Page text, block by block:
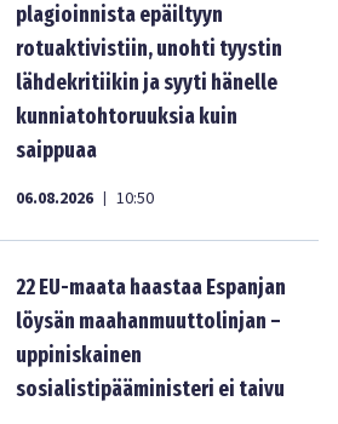
plagioinnista epäiltyyn
rotuaktivistiin, unohti tyystin
lähdekritiikin ja syyti hänelle
kunniatohtoruuksia kuin
saippuaa
06.08.2026 | 10:50
22 EU-maata haastaa Espanjan
löysän maahanmuuttolinjan –
uppiniskainen
sosialistipääministeri ei taivu